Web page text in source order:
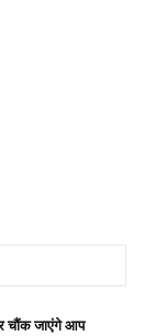
चौंक जाएंगे आप